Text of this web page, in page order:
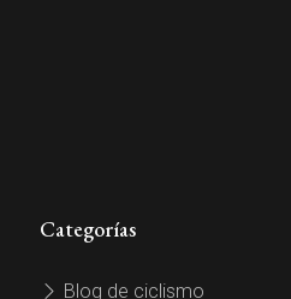
Categorías
Blog de ciclismo